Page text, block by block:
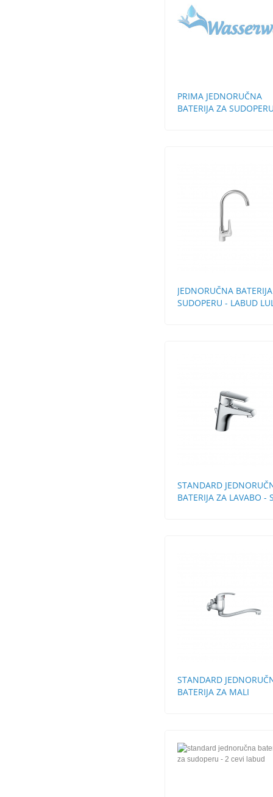
PRIMA JEDNORUČNA
BATERIJA ZA
JEDNORUČNA
SUDOPERU - LABUD
STANDARD
BATERIJA ZA LAVABO -
STANDARD
BATERIJA ZA MALI